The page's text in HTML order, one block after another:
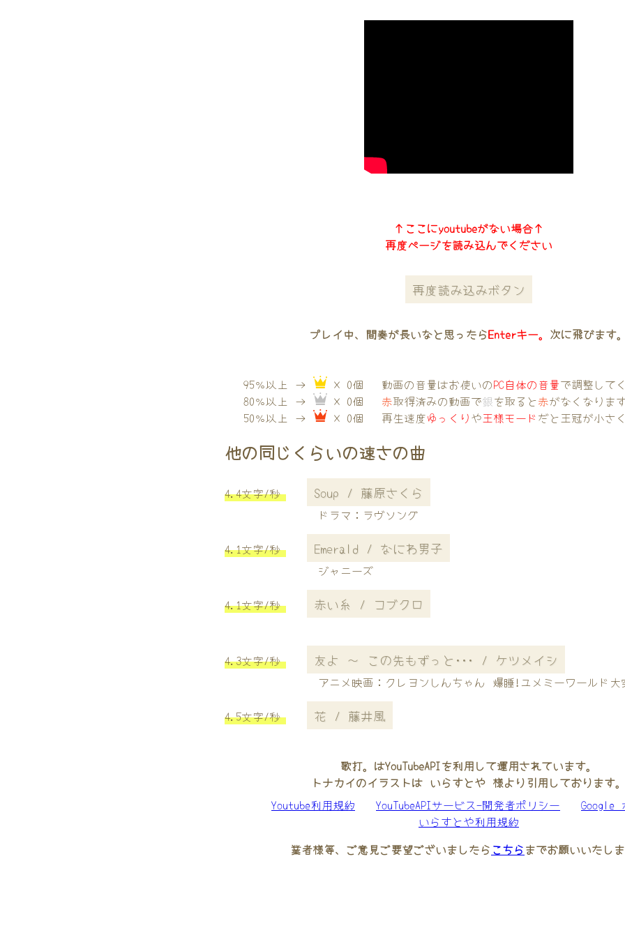
↑ここにyoutubeがない場合↑
再度ページを読み込んでください
再度読み込みボタン
プレイ中、間奏が長いなと思ったらEnterキー。 次に飛びます
95％以上 →
× 0個
80％以上 →
× 0個
50％以上 →
× 0個
動画の音量はお使いのPC自体の音量で調整して
赤取得済みの動画で銀を取ると赤がなくなりま
再生速度ゆっくりや王様モード だと王冠が小さ
他の同じくらいの速さの曲
4.4文字/秒 Soup / 藤原さくら
ドラマ：ラヴソング
4.1文字/秒 Emerald / なにわ男子
ジャニーズ
4.1文字/秒 赤い糸 / コブクロ
4.3文字/秒 友よ ～ この先もずっと･･･ / ケツメイシ
アニメ映画：クレヨンしんちゃん 爆睡!ユメミーワールド大
4.5文字/秒 花 / 藤井風
歌打。はYouTubeAPIを利用して運用されています。
トナカイのイラストは いらすとや 様より引用しております
Youtube利用規約
YouTubeAPIサービス-開発者ポリシー
Google
いらすとや利用規約
業者様等、ご意見ご要望ございましたら こちらまでお願いいたし